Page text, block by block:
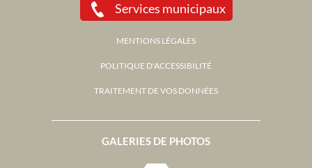
GALERIES DE PHOTOS
Services municipaux
MENTIONS LÉGALES
POLITIQUE D'ACCESSIBILITÉ
TRAITEMENT DE VOS DONNÉES